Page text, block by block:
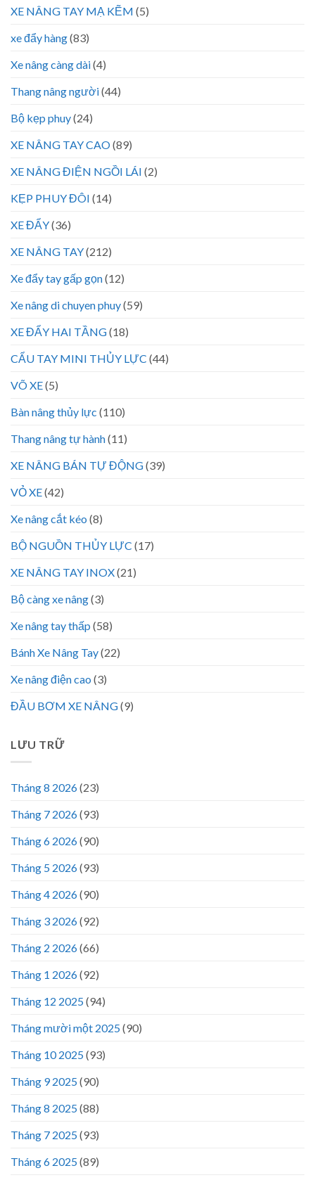
XE NÂNG TAY MẠ KẼM (5)
xe đẩy hàng(83)
Xe nâng càng dài(4)
Thang nâng người(44)
Bộ kẹp phuy(24)
XE NÂNG TAY CAO(89)
XE NÂNG ĐIỆN NGỒI LÁI (2)
KẸP PHUY ĐÔI (14)
XE ĐẨY(36)
XE NÂNG TAY(212)
Xe đẩy tay gấp gọn(12)
Xe nâng di chuyen phuy(59)
XE ĐẨY HAI TẦNG(18)
CẨU TAY MINI THỦY LỰC (44)
VÕ XE(5)
Bàn nâng thủy lực (110)
Thang nâng tự hành(11)
XE NÂNG BÁN TỰ ĐỘNG(39)
VỎ XE(42)
Xe nâng cắt kéo (8)
BỘ NGUỒN THỦY LỰC (17)
XE NÂNG TAY INOX(21)
Bộ càng xe nâng(3)
Xe nâng tay thấp (58)
Bánh Xe Nâng Tay(22)
Xe nâng điện cao (3)
ĐẦU BƠM XE NÂNG(9)
LƯU TRỮ
Tháng 8 2026(23)
Tháng 7 2026(93)
Tháng 6 2026(90)
Tháng 5 2026(93)
Tháng 4 2026(90)
Tháng 3 2026(92)
Tháng 2 2026(66)
Tháng 1 2026(92)
Tháng 12 2025(94)
Tháng mười một 2025(90)
Tháng 10 2025(93)
Tháng 9 2025(90)
Tháng 8 2025(88)
Tháng 7 2025(93)
Tháng 6 2025(89)